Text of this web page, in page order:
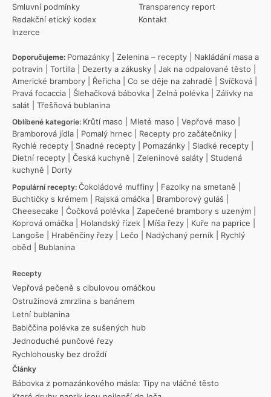
Smluvní podmínky
Redakční etický kodex
Inzerce
Transparency report
Kontakt
Doporučujeme: Pomazánky Zelenina – recepty
Nakládání masa a
potravin
Tortilla Dezerty a zákusky Jak na odpalované těsto
Americké brambory
Řeřicha Co se děje na zahradě Svíčková
Pravá focaccia
Šlehačková bábovka Zelná polévka
Zálivky na
salát
Třešňová bublanina
Oblíbené kategorie: Krůtí maso Mleté maso Vepřové maso
Bramborová jídla
Pomalý hrnec Recepty pro začátečníky
Rychlé recepty
Snadné recepty Pomazánky Sladké recepty
Dietní recepty
Česká kuchyně Zeleninové saláty
Studená
kuchyně
Dorty
Populární recepty: Čokoládové muffiny Fazolky na smetaně
Buchtičky s krémem
Rajská omáčka Bramborový guláš
Cheesecake
Čočková polévka Zapečené brambory s uzeným
Koprová omáčka
Holandský řízek Míša řezy Kuře na paprice
Langoše
Hraběnčiny řezy Lečo Nadýchaný perník
Rychlý
oběd
Bublanina
Recepty
Vepřová pečeně s cibulovou omáčkou
Ostružinová zmrzlina s banánem
Letní bublanina
Babiččina polévka ze sušených hub
Jednoduché punčové řezy
Rychlohousky bez droždí
Články
Bábovka z pomazánkového másla: Tipy na vláčné těsto